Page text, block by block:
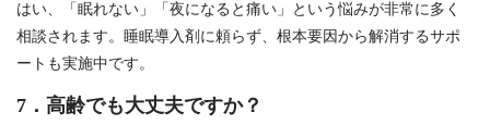
はい、「眠れない」「夜になると痛い」という悩みが非常に多く
相談されます。睡眠導入剤に頼らず、根本要因から解消するサポ
ートも実施中です。
7．高齢でも大丈夫ですか？